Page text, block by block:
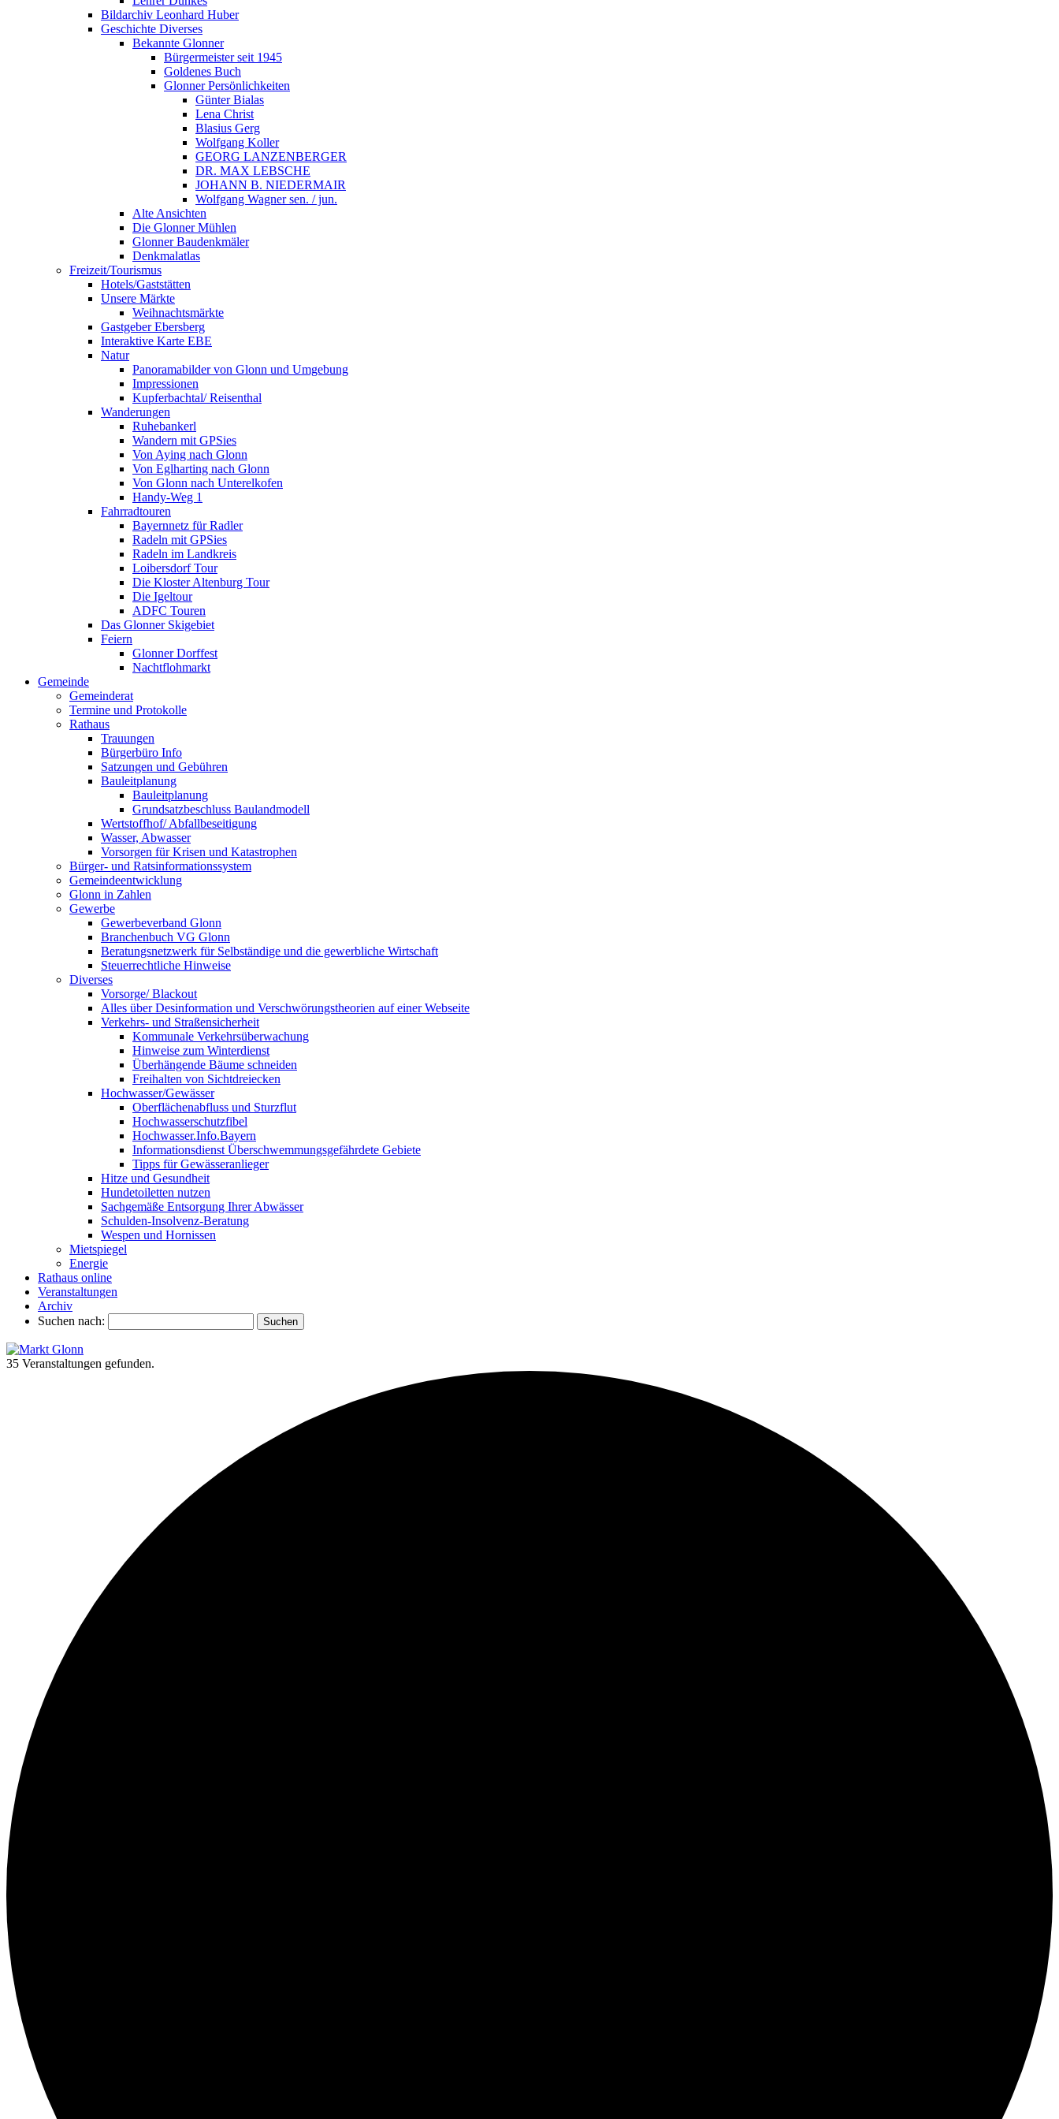
Bildarchiv Leonhard Huber
Geschichte Diverses
Bekannte Glonner
Bürgermeister seit 1945
Goldenes Buch
Glonner Persönlichkeiten
Günter Bialas
Lena Christ
Blasius Gerg
Wolfgang Koller
GEORG LANZENBERGER
DR. MAX LEBSCHE
JOHANN B. NIEDERMAIR
Wolfgang Wagner sen. / jun.
Alte Ansichten
Die Glonner Mühlen
Glonner Baudenkmäler
Denkmalatlas
Freizeit/Tourismus
Hotels/Gaststätten
Unsere Märkte
Weihnachtsmärkte
Gastgeber Ebersberg
Interaktive Karte EBE
Natur
Panoramabilder von Glonn und Umgebung
Impressionen
Kupferbachtal/ Reisenthal
Wanderungen
Ruhebankerl
Wandern mit GPSies
Von Aying nach Glonn
Von Eglharting nach Glonn
Von Glonn nach Unterelkofen
Handy-Weg 1
Fahrradtouren
Bayernnetz für Radler
Radeln mit GPSies
Radeln im Landkreis
Loibersdorf Tour
Die Kloster Altenburg Tour
Die Igeltour
ADFC Touren
Das Glonner Skigebiet
Feiern
Glonner Dorffest
Nachtflohmarkt
Gemeinde
Gemeinderat
Termine und Protokolle
Rathaus
Trauungen
Bürgerbüro Info
Satzungen und Gebühren
Bauleitplanung
Bauleitplanung
Grundsatzbeschluss Baulandmodell
Wertstoffhof/ Abfallbeseitigung
Wasser, Abwasser
Vorsorgen für Krisen und Katastrophen
Bürger- und Ratsinformationssystem
Gemeindeentwicklung
Glonn in Zahlen
Gewerbe
Gewerbeverband Glonn
Branchenbuch VG Glonn
Beratungsnetzwerk für Selbständige und die gewerbliche Wirtschaft
Steuerrechtliche Hinweise
Diverses
Vorsorge/ Blackout
Alles über Desinformation und Verschwörungstheorien auf einer Webseite
Verkehrs- und Straßensicherheit
Kommunale Verkehrsüberwachung
Hinweise zum Winterdienst
Überhängende Bäume schneiden
Freihalten von Sichtdreiecken
Hochwasser/Gewässer
Oberflächenabfluss und Sturzflut
Hochwasserschutzfibel
Hochwasser.Info.Bayern
Informationsdienst Überschwemmungsgefährdete Gebiete
Tipps für Gewässeranlieger
Hitze und Gesundheit
Hundetoiletten nutzen
Sachgemäße Entsorgung Ihrer Abwässer
Schulden-Insolvenz-Beratung
Wespen und Hornissen
Mietspiegel
Energie
Rathaus online
Veranstaltungen
Archiv
Suchen nach:
35 Veranstaltungen gefunden.